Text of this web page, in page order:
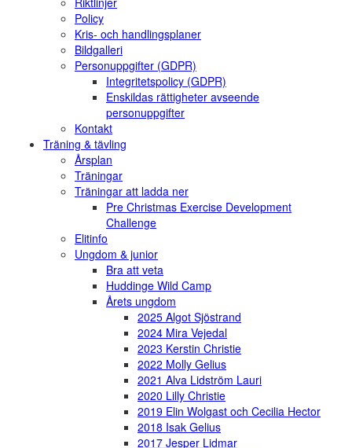
Policy
Kris- och handlingsplaner
Bildgalleri
Personuppgifter (GDPR)
Integritetspolicy (GDPR)
Enskildas rättigheter avseende
personuppgifter
Kontakt
Träning & tävling
Årsplan
Träningar
Träningar att ladda ner
Pre Christmas Exercise Development
Challenge
Elitinfo
Ungdom & junior
Bra att veta
Huddinge Wild Camp
Årets ungdom
2025 Algot Sjöstrand
2024 Mira Vejedal
2023 Kerstin Christie
2022 Molly Gelius
2021 Alva Lidström Lauri
2020 Lilly Christie
2019 Elin Wolgast och Cecilia Hector
2018 Isak Gelius
2017 Jesper Lidmar